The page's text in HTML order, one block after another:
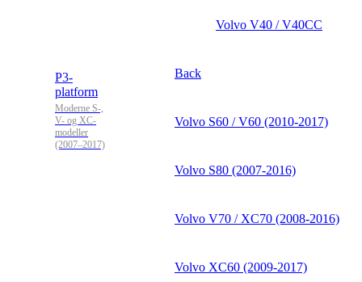
Volvo V40 / V40CC
P3-
platform
Moderne S-,
V- og XC-
modeller
(2007–2017)
Back
Volvo S60 / V60 (2010-2017)
Volvo S80 (2007-2016)
Volvo V70 / XC70 (2008-2016)
Volvo XC60 (2009-2017)